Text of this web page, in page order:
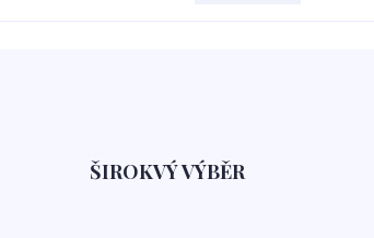
ŠIROKVÝ VÝBĚR